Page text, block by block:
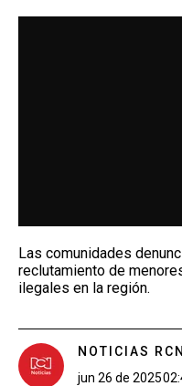
Las comunidades
reclutamiento de
ilegales en la región.
NOTICIAS RCN
jun 26 de 2025